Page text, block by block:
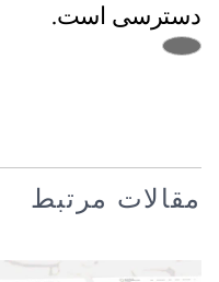
دسترسی است.
مقالات مرتبط